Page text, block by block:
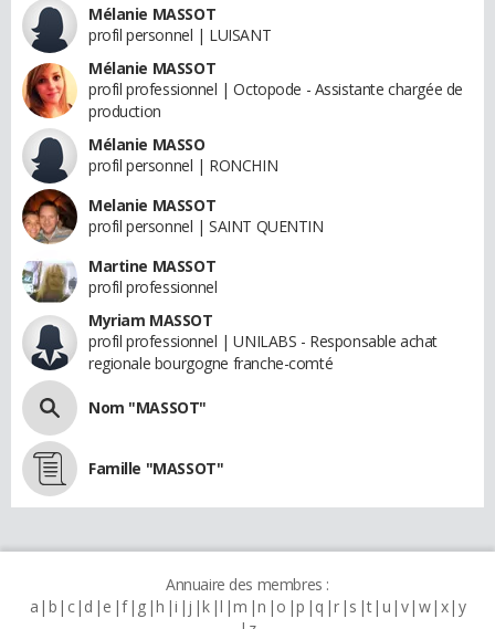
Mélanie MASSOT
profil personnel | LUISANT
Mélanie MASSOT
profil professionnel | Octopode - Assistante chargée de
production
Mélanie MASSO
profil personnel | RONCHIN
Melanie MASSOT
profil personnel | SAINT QUENTIN
Martine MASSOT
profil professionnel
Myriam MASSOT
profil professionnel | UNILABS - Responsable achat
regionale bourgogne franche-comté
Nom "MASSOT"
Famille "MASSOT"
Annuaire des membres :
a b c d e f g h i j k l m n o p q r s t u v w x y